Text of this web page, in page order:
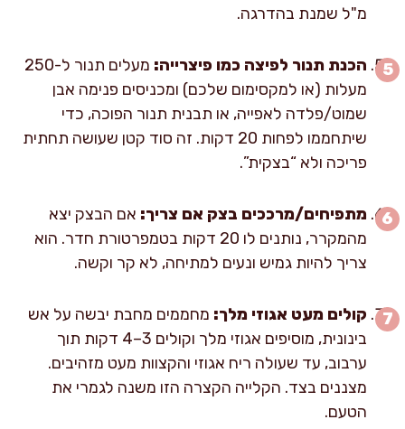
מ"ל שמנת בהדרגה.
הכנת תנור לפיצה כמו פיצרייה:
מעלים תנור ל-250
מעלות (או למקסימום שלכם) ומכניסים פנימה אבן
שמוט/פלדה לאפייה, או תבנית תנור הפוכה, כדי
שיתחממו לפחות 20 דקות. זה סוד קטן שעושה תחתית
פריכה ולא “בצקית”.
מתפיחים/מרככים בצק אם צריך: אם הבצק יצא
מהמקרר, נותנים לו 20 דקות בטמפרטורת חדר. הוא
צריך להיות גמיש ונעים למתיחה, לא קר וקשה.
קולים מעט אגוזי מלך: מחממים מחבת יבשה על אש
בינונית, מוסיפים אגוזי מלך וקולים 3–4 דקות תוך
ערבוב, עד שעולה ריח אגוזי והקצוות מעט מזהיבים.
מצננים בצד. הקלייה הקצרה הזו משנה לגמרי את
הטעם.